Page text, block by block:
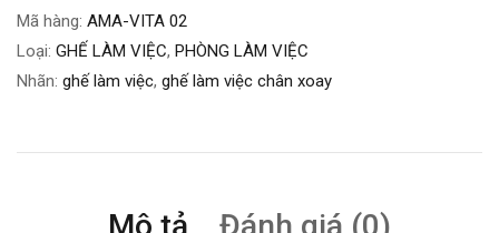
Mã hàng: AMA-VITA 02
Loại: GHẾ LÀM VIỆC, PHÒNG LÀM VIỆC
Nhãn: ghế làm việc, ghế làm việc chân xoay